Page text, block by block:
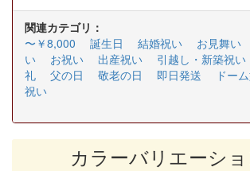
関連カテゴリ：
〜￥8,000
誕生日 結婚祝い お見舞い
い
お祝い 出産祝い 引越し・新築祝い
礼
父の日 敬老の日 即日発送 ドー
祝い
カラーバリエーショ